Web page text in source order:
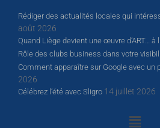
Rédiger des actualités locales qui
août 2026
Quand Liège devient une œuvre d’ART… à
Rôle des clubs business dans votre
Comment apparaître sur Google avec un
2026
Célébrez l’été avec Sligro 14 juillet 2026